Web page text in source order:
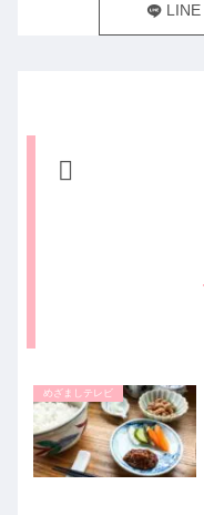
LINE
めざましテレビ